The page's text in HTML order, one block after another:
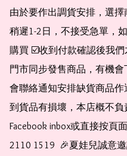
由於要作出調貨安排，選
稍遲1-2日，不接受急單，
購買 ☑️收到付款確認後我
門市同步發售商品，有機
會聯絡通知安排缺貨商品
到貨品有損壞，本店概不負
Facebook inbox或直接按頁
2110 1519  🎉夏娃兒誠意